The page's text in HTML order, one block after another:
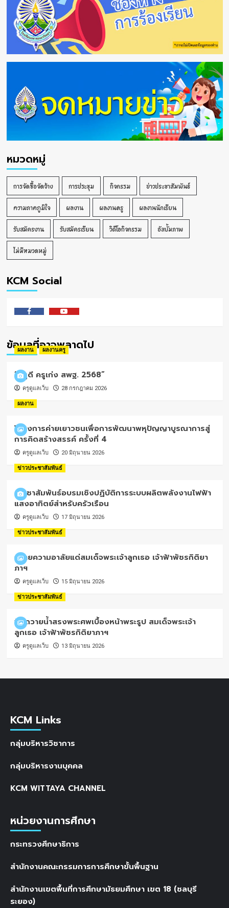
หมวดหมู่
การจัดซื้อจัดจ้าง การประชุม กิจกรรม ข่าวประชาสัมพันธ์
ความภาคภูมิใจ ผลงาน ผลงานครู ผลงานนักเรียน
รับสมัครงาน รับสมัครเรียน วิดีโอกิจกรรม อัลบั้มภาพ
ไม่มีหมวดหมู่
KCM Social
ข้อมูลที่อาจพลาดไป
ผลงาน ผลงานครู
“ครูดี ครูเก่ง สพฐ. 2568”
ครูดูแลเว็บ 28 กรกฎาคม 2026
ผลงาน
โครงการค่ายเยาวชนเพื่อการพัฒนาพหุปัญญาบูรณาการสู่
การคิดสร้างสรรค์ ครั้งที่ 4
ครูดูแลเว็บ 20 มิถุนายน 2026
ข่าวประชาสัมพันธ์
ประชาสัมพันธ์อบรมเชิงปฏิบัติการระบบผลิตพลังงานไฟฟ้า
แสงอาทิตย์สำหรับครัวเรือน
ครูดูแลเว็บ 17 มิถุนายน 2026
ข่าวประชาสัมพันธ์
ถวายความอาลัยแด่สมเด็จพระเจ้าลูกเธอ เจ้าฟ้าพัชรกิติยา
ภาฯ
ครูดูแลเว็บ 15 มิถุนายน 2026
ข่าวประชาสัมพันธ์
พิธีถวายน้ำสรงพระศพเบื้องหน้าพระรูป สมเด็จพระเจ้า
ลูกเธอ เจ้าฟ้าพัชรกิติยาภาฯ
ครูดูแลเว็บ 13 มิถุนายน 2026
KCM Links
กลุ่มบริหารวิชาการ
กลุ่มบริหารงานบุคคล
KCM WITTAYA CHANNEL
หน่วยงานการศึกษา
กระทรวงศึกษาธิการ
สำนักงานคณะกรรมการการศึกษาขั้นพื้นฐาน
สำนักงานเขตพื้นที่การศึกษามัธยมศึกษา เขต 18 (ชลบุรี
ระยอง)